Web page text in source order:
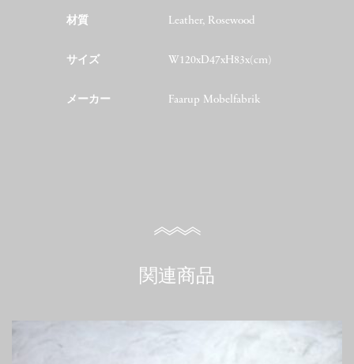
材質 Leather, Rosewood
サイズ W120xD47xH83x(cm)
メーカー Faarup Mobelfabrik
関連商品